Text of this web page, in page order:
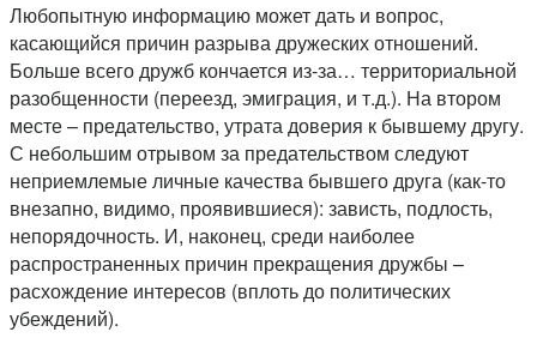
Любопытную информацию может дать и вопрос,
касающийся причин разрыва дружеских отношений.
Больше всего дружб кончается из-за… территориальной
разобщенности (переезд, эмиграция, и т.д.). На втором
месте – предательство, утрата доверия к бывшему другу.
С небольшим отрывом за предательством следуют
неприемлемые личные качества бывшего друга (как-то
внезапно, видимо, проявившиеся): зависть, подлость,
непорядочность. И, наконец, среди наиболее
распространенных причин прекращения дружбы –
расхождение интересов (вплоть до политических
убеждений).